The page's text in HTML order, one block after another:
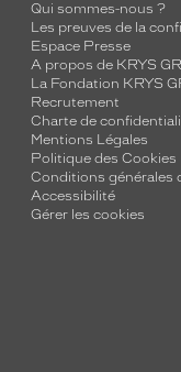
Qui sommes-nous ?
Les preuves de la
Espace Presse
A propos de KRYS
La Fondation KRYS
Recrutement
Charte de
Mentions Légales
Politique des Cookies
Conditions générales
Accessibilité
Gérer les cookies